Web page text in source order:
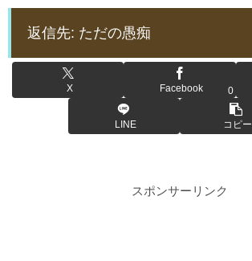
返信先: ただの愚痴
X Facebook 0
LINE コピー
スポンサーリンク